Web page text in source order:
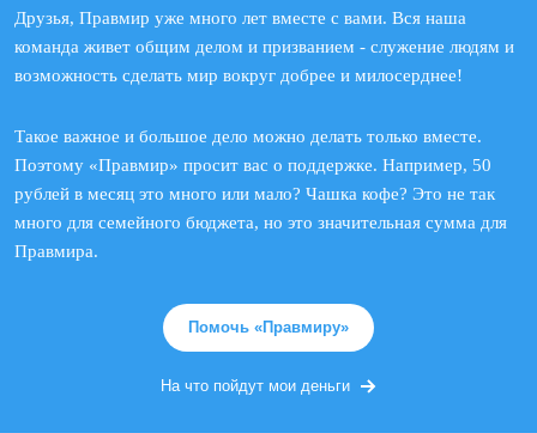
Друзья, Правмир уже много лет вместе с вами. Вся наша
команда живет общим делом и призванием - служение людям и
возможность сделать мир вокруг добрее и милосерднее!
Такое важное и большое дело можно делать только вместе.
Поэтому «Правмир» просит вас о поддержке. Например, 50
рублей в месяц это много или мало? Чашка кофе? Это не так
много для семейного бюджета, но это значительная сумма для
Правмира.
Помочь «Правмиру»
На что пойдут мои деньги